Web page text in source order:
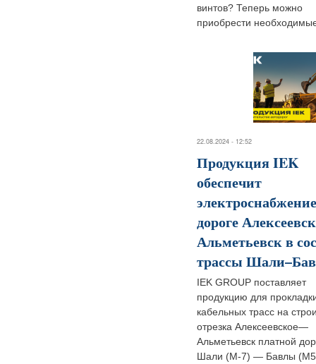
винтов? Теперь можно
приобрести
22.08.2024 - 12:52
Продукция IEK
обеспечит
дороге
Альметьевск в
трассы
IEK GROUP поставляет
продукцию для
кабельных трасс на
отрезка Алексеевское—
Альметьевск платной
Шали (М-7) — Бавлы